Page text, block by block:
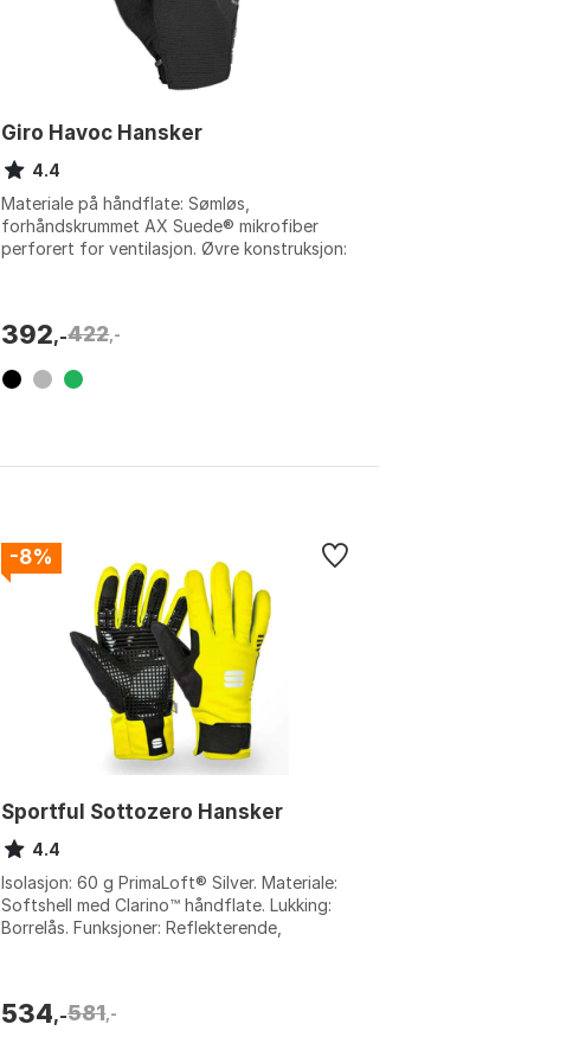
Giro Havoc Hansker
4.4
Materiale på håndflate: Sømløs,
forhåndskrummet AX Suede® mikrofiber
perforert for ventilasjon. Øvre konstruksjon:
392,-422,-
-8%
Sportful Sottozero Hansker
4.4
Isolasjon: 60 g PrimaLoft® Silver. Materiale:
Softshell med Clarino™ håndflate. Lukking:
Borrelås. Funksjoner: Reflekterende,
534,-581,-